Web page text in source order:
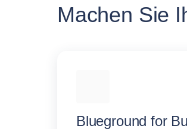
Machen Sie
Blueground for